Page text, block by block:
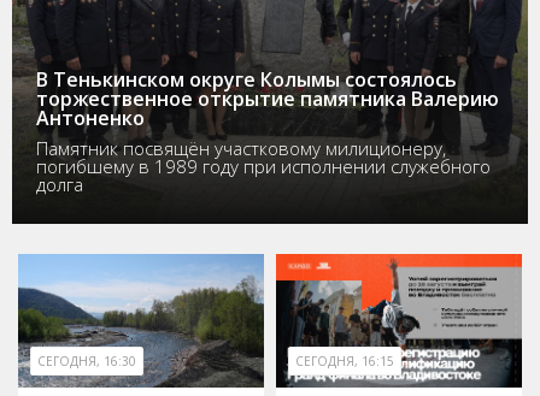
В Тенькинском округе Колымы состоялось
торжественное открытие памятника Валерию
Антоненко
Памятник посвящён участковому милиционеру,
погибшему в 1989 году при исполнении служебного
долга
СЕГОДНЯ, 16:30 СЕГОДНЯ, 16:15